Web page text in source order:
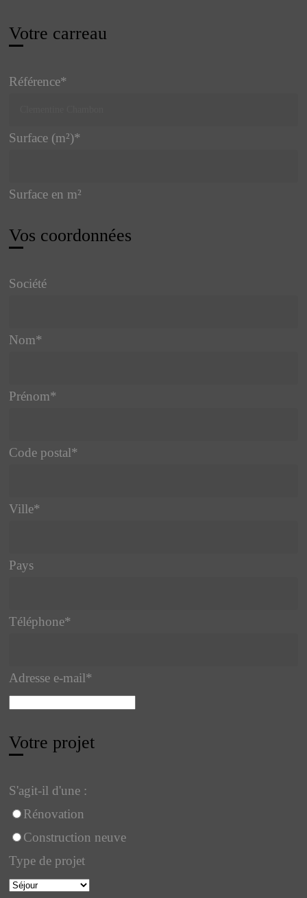
Votre carreau
Référence*
Surface (m²)*
Surface en m²
Vos coordonnées
Société
Nom*
Prénom*
Code postal*
Ville*
Pays
Téléphone*
Adresse e-mail*
Votre projet
S'agit-il d'une :
Rénovation
Construction neuve
Type de projet